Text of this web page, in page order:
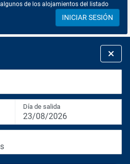
de los alojamientos del listado
INICIAR SESIÓN
Día de salida
23/08/2026